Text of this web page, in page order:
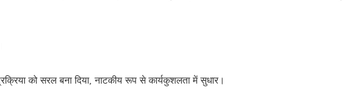
को सरल बना दिया, नाटकीय रूप से कार्यकुशलता में सुधार।